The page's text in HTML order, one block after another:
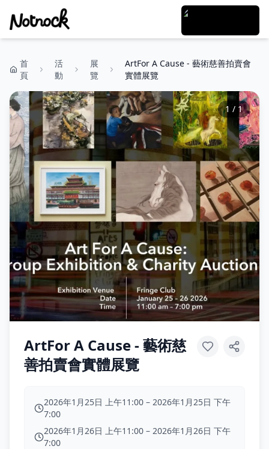
首
頁
活
動
展
覽
ArtFor A Cause - 藝術慈善拍賣會
實體展覽
1 / 1
ArtFor A Cause - 藝術慈
善拍賣會實體展覽
2026年1月25日 上午11:00 – 2026年1月25日 下午
7:00
2026年1月26日 上午11:00 – 2026年1月26日 下午
7:00